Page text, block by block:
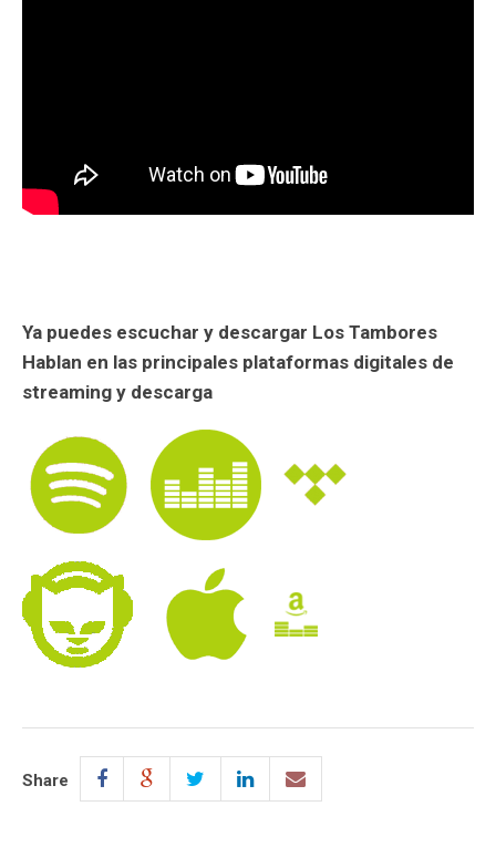
Ya puedes escuchar y descargar Los Tambores
Hablan en las principales plataformas digitales de
streaming y descarga
Share